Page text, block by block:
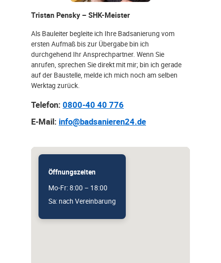
Tristan Pensky – SHK-Meister
Als Bauleiter begleite ich Ihre Badsanierung vom
ersten Aufmaß bis zur Übergabe bin ich
durchgehend Ihr Ansprechpartner. Wenn Sie
anrufen, sprechen Sie direkt mit mir; bin ich gerade
auf der Baustelle, melde ich mich noch am selben
Werktag zurück.
Telefon: 0800-40 40 776
E-Mail: info@badsanieren24.de
Öffnungszeiten
Mo-Fr: 8:00 – 18:00
Sa: nach Vereinbarung